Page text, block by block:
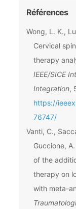
Références
Wong, L. K.,
Cervical
therapy
IEEE/SICE
Integration,
https://
76747/
Vanti, C.,
Guccione,
of the
therapy on
with meta-